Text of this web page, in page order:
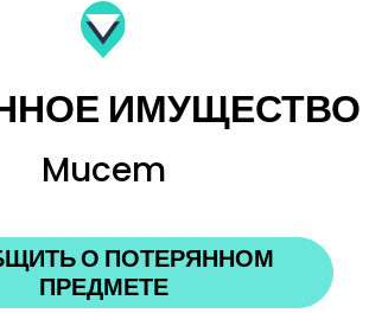
ИМУЩЕСТВО
Mucem
О ПОТЕРЯННОМ
ПРЕДМЕТЕ